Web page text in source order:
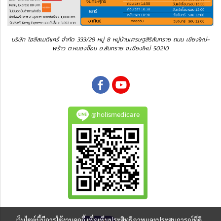
บริษัท โฮลีสเมดิแคร์ จำกัด 333/28 หมู่ 8 หมู่บ้านเศรษฐสิริสันทราย ถนน เชียงใหม่-
พร้าว ต.หนองจ๊อม อ.สันทราย จ.เชียงใหม่ 50210
@holismedicare